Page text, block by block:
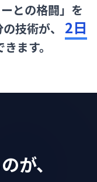
との格闘」を
技術が、
2日
きます。
が、